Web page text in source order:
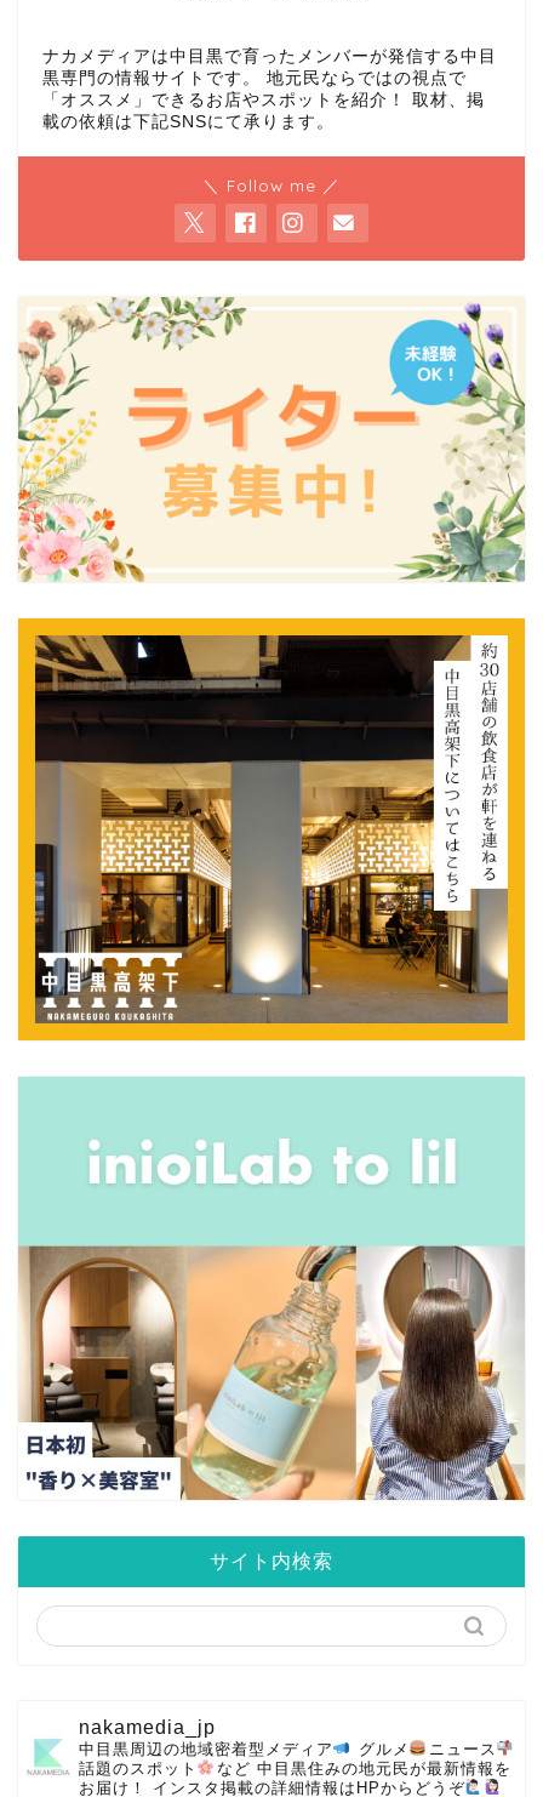
ナカメディアは中目黒で育ったメンバーが発信する中目
黒専門の情報サイトです。 地元民ならではの視点で
「オススメ」できるお店やスポットを紹介！ 取材、掲
載の依頼は下記SNSにて承ります。
＼ Follow me ／
サイト内検索
nakamedia_jp
中目黒周辺の地域密着型メディア グルメ
ニュース
話題のスポット
など 中目黒住みの地元民が最新情報を
お届け！
インスタ掲載の詳細情報はHPからどうぞ